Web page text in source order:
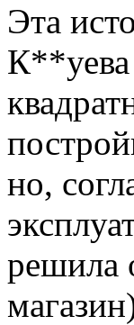
Эта
К**уева
но,
решила